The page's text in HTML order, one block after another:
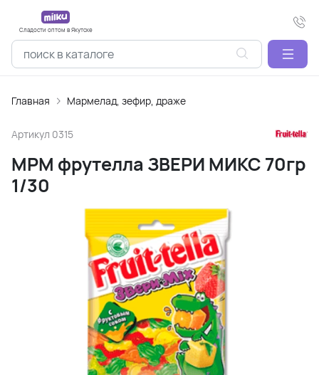
Сладости оптом в Якутске
Главная Мармелад, зефир, драже
Артикул 0315
МРМ фрутелла ЗВЕРИ МИКС 70гр
1/30